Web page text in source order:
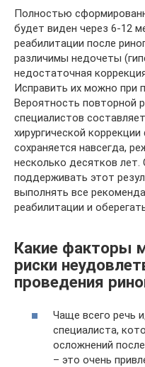
Полностью
будет виден через 6-12
реабилитации после
различимы недочеты
недостаточная
Исправить их можно при
Вероятность повторной
специалистов
хирургической
сохраняется навсегда,
несколько десятков
поддерживать этот
выполнять все
реабилитации и
Какие факторы
риски
проведения
Чаще всего речь
специалиста,
осложнений
– это очень